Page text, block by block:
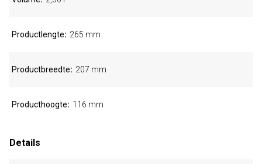
Productlengte 265 mm
Productbreedte 207 mm
Producthoogte 116 mm
Details